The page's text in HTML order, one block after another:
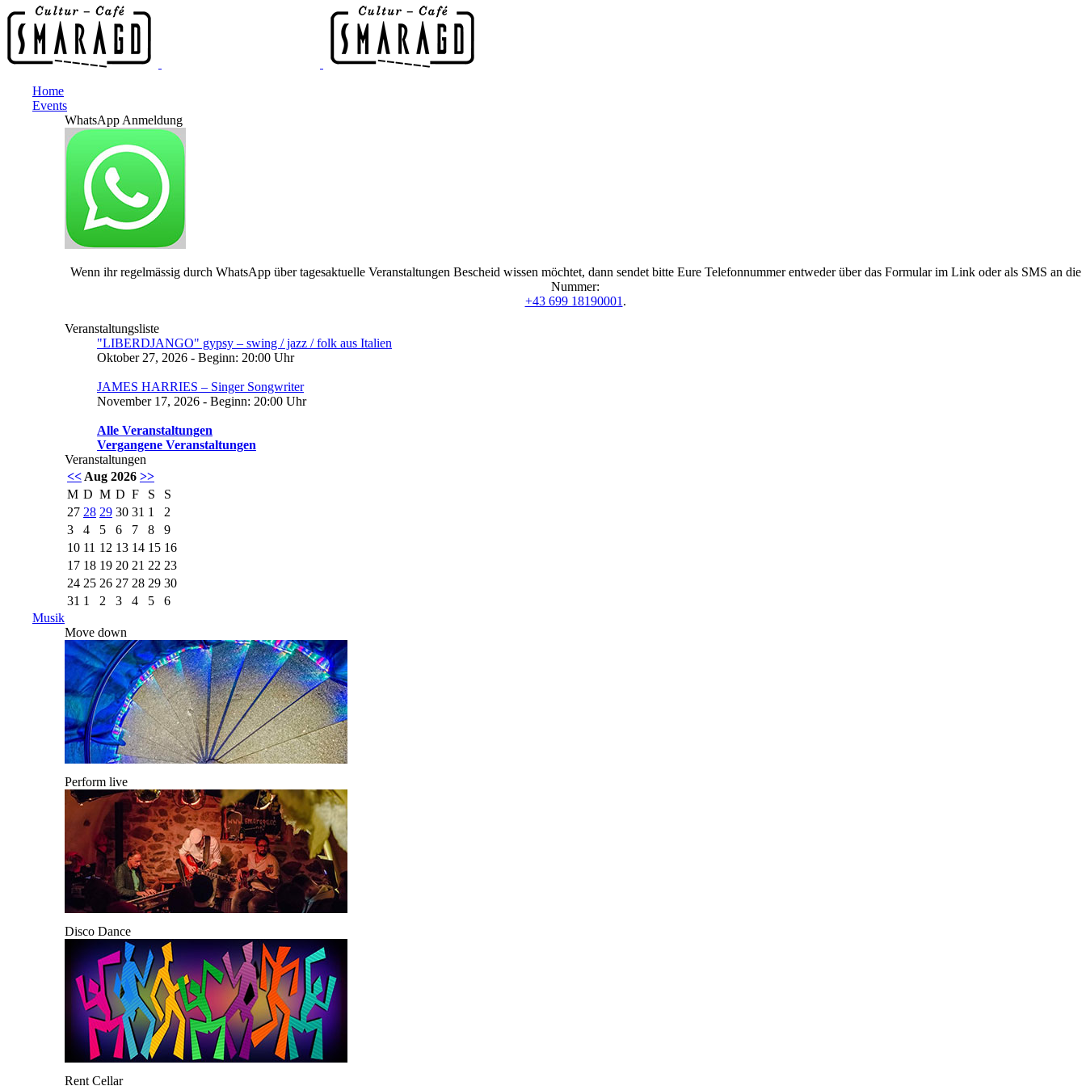
Home
Events
WhatsApp Anmeldung
Wenn ihr regelmässig durch WhatsApp über tagesaktuelle Veranstaltungen Bescheid wissen möchtet, dann sendet bitte Eure Telefonnummer entweder über das Formular im Link oder als SMS an die
Nummer:
+43 699 18190001 .
Veranstaltungsliste
"LIBERDJANGO" gypsy – swing / jazz / folk aus Italien
Oktober 27, 2026 - Beginn: 20:00 Uhr
JAMES HARRIES – Singer Songwriter
November 17, 2026 - Beginn: 20:00 Uhr
Alle Veranstaltungen
Vergangene Veranstaltungen
Veranstaltungen
<< Aug 2026 >>
M D M D F S
S
27 28 29 30 31 1
2
3
4 5 6 7 8
9
10 11 12 13 14 15 16
17 18 19 20 21 22 23
24 25 26 27 28 29 30
31 1 2 3 4 5
6
Musik
Move down
Perform live
Disco Dance
Rent Cellar